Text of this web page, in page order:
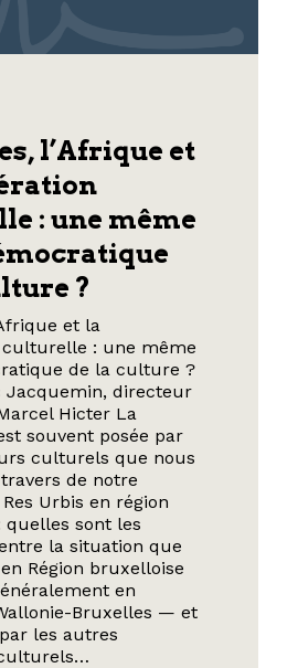
l’Afrique et
: une même
?
et la
: une même
de la culture ?
Jacquemin, directeur
Hicter La
souvent posée par
culturels que nous
de notre
Urbis en région
quelles sont les
la situation que
Région bruxelloise
en
Bruxelles — et
les autres